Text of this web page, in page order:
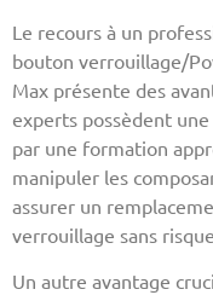
Le recours à un
bouton verrouillage/
Max présente des
experts possèdent
par une formation
manipuler les
assurer un
verrouillage sans
Un autre avantage